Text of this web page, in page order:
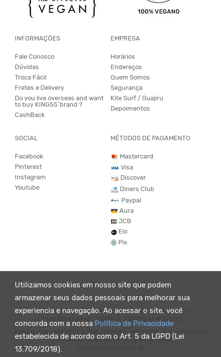
Utilizamos cookies em nosso site que podem
armazenar seus dados pessoais para melhorar sua
experiencia e navegação. Ao acessar o site, você
concorda com a nossa Política de Privacidade
estabelecida de acordo com o Art. 5 da LGPD (Lei
13.709/2018).
INFORMAÇÕES
Fale Conosco
Dúvidas
Troca Fácil
Fretes e Delivery
Do you live overseas and want
to buy KING55´brand ?
CashBack
EMPRESA
Horários
Endereços
Quem Somos
Segurança
Kite Surf / Guajiru
Depoimentos
SOCIAL
Facebook
Pinterest
Instagram
Youtube
MÉTODOS DE PAGAMENTO
Mastercard
Visa
Discover
Diners Club
Paypal
Aura
JCB
Elo
Pix
© KING55 - LOJA DE ROUPAS VEGANO E SUSTENTÁVEL. CNPJ:
07.438.330/0001-02 . TODOS OS DIREITOS RESERVADOS.
RUA DOUTOR VIRGÍLIO DE CARVALHO PINTO - 190, 05415-020 - SÃO PAULO
- SP - BRASIL - FONE: 55 (11) 3064-8056. EMAIL: